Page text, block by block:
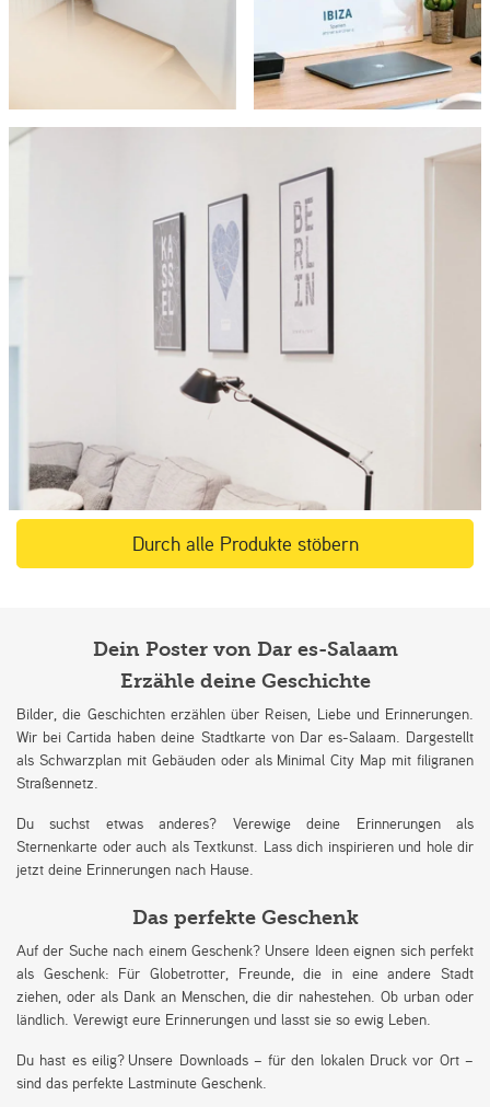
Durch alle Produkte stöbern
Dein Poster von Dar es-Salaam
Erzähle deine Geschichte
Bilder, die Geschichten erzählen über Reisen, Liebe und Erinnerungen.
Wir bei Cartida haben deine Stadtkarte von Dar es-Salaam. Dargestellt
als Schwarzplan mit Gebäuden oder als Minimal City Map mit filigranen
Straßennetz.
Du suchst etwas anderes? Verewige deine Erinnerungen als
Sternenkarte oder auch als Textkunst. Lass dich inspirieren und hole dir
jetzt deine Erinnerungen nach Hause.
Das perfekte Geschenk
Auf der Suche nach einem Geschenk? Unsere Ideen eignen sich perfekt
als Geschenk: Für Globetrotter, Freunde, die in eine andere Stadt
ziehen, oder als Dank an Menschen, die dir nahestehen. Ob urban oder
ländlich. Verewigt eure Erinnerungen und lasst sie so ewig Leben.
Du hast es eilig? Unsere Downloads – für den lokalen Druck vor Ort –
sind das perfekte Lastminute Geschenk.